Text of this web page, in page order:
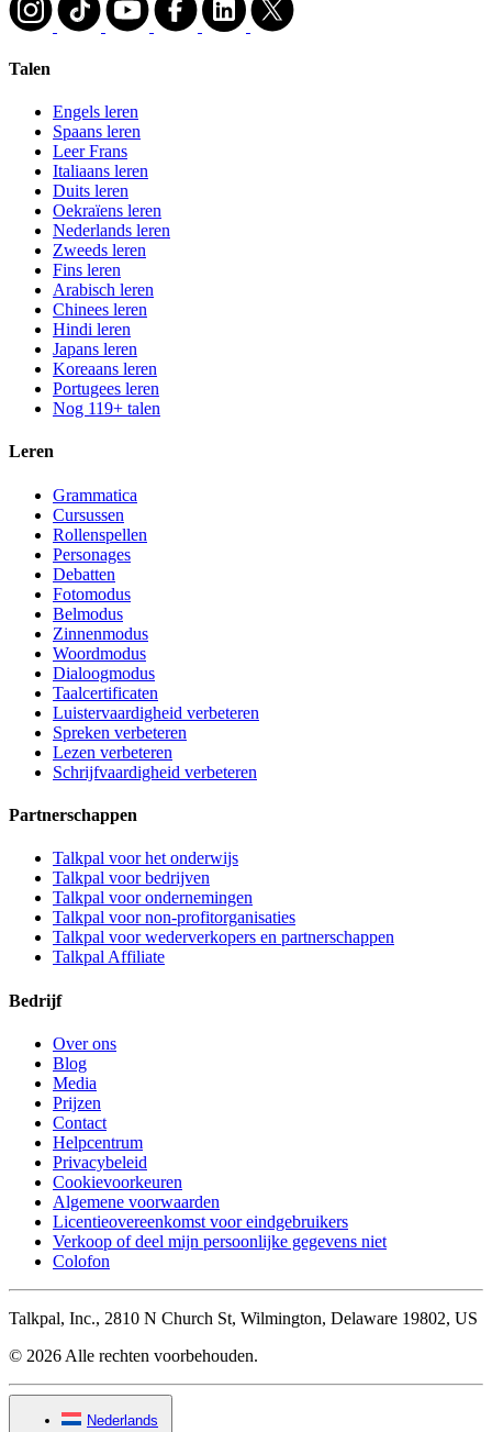
Talen
Engels leren
Spaans leren
Leer Frans
Italiaans leren
Duits leren
Oekraïens leren
Nederlands leren
Zweeds leren
Fins leren
Arabisch leren
Chinees leren
Hindi leren
Japans leren
Koreaans leren
Portugees leren
Nog 119+ talen
Leren
Grammatica
Cursussen
Rollenspellen
Personages
Debatten
Fotomodus
Belmodus
Zinnenmodus
Woordmodus
Dialoogmodus
Taalcertificaten
Luistervaardigheid verbeteren
Spreken verbeteren
Lezen verbeteren
Schrijfvaardigheid verbeteren
Partnerschappen
Talkpal voor het onderwijs
Talkpal voor bedrijven
Talkpal voor ondernemingen
Talkpal voor non-profitorganisaties
Talkpal voor wederverkopers en partnerschappen
Talkpal Affiliate
Bedrijf
Over ons
Blog
Media
Prijzen
Contact
Helpcentrum
Privacybeleid
Cookievoorkeuren
Algemene voorwaarden
Licentieovereenkomst voor eindgebruikers
Verkoop of deel mijn persoonlijke gegevens niet
Colofon
Talkpal, Inc., 2810 N Church St, Wilmington, Delaware 19802, US
© 2026 Alle rechten voorbehouden.
Nederlands